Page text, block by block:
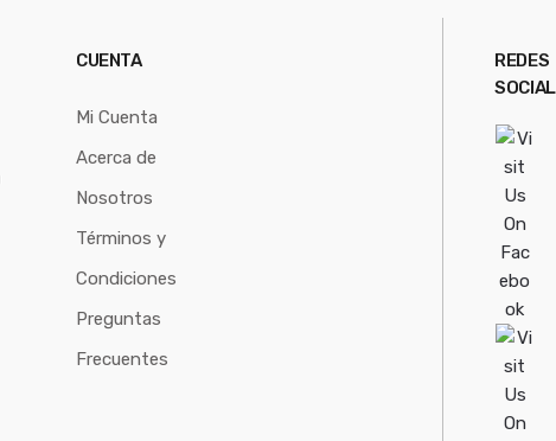
CUENTA
Mi Cuenta
Acerca de
Nosotros
Términos y
Condiciones
Preguntas
Frecuentes
REDES